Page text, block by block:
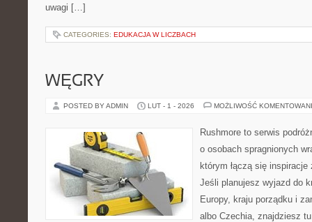
uwagi […]
CATEGORIES: EDUKACJA W LICZBACH
WĘGRY
POSTED BY ADMIN LUT - 1 - 2026 MOŻLIWOŚĆ
Rushmore to serwis
o osobach spragnionych
którym łączą się
Jeśli planujesz wyjazd do
Europy, kraju porządku i
albo Czechia, znajdziesz